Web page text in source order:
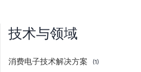
技术与领域
消费电子技术解决方案 (1)